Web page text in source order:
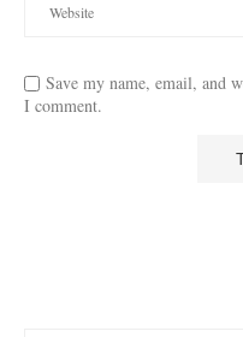
Save my name, email, and
I comment.